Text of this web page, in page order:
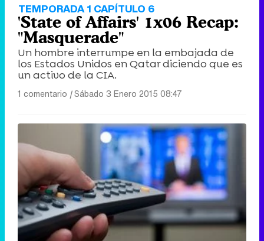
TEMPORADA 1 CAPÍTULO 6
'State of Affairs' 1x06 Recap:
"Masquerade"
Un hombre interrumpe en la embajada de
los Estados Unidos en Qatar diciendo que es
un activo de la CIA.
1 comentario |Sábado 3 Enero 2015 08:47